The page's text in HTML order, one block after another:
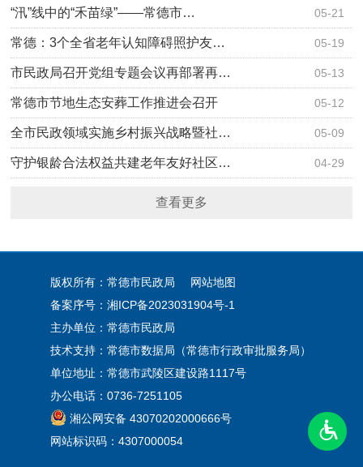
05-21
“汛”线中的“禾苗绿”——常德市…
05-19
常德：3个全省老年认知障碍照护友…
05-13
市民政局召开党组专题会议再部署再…
05-12
常德市节地生态安葬工作推进会召开
05-09
全市民政领域实施乡村振兴战略暨社…
04-29
守护银龄合法权益共建老年友好社区…
查看更多
版权所有：常德市民政局
网站地图
备案序号： 湘ICP备2023031904号-1
主办单位：常德市民政局
技术支持：常德市数据局（常德市行政审批服务局）
单位地址：常德市武陵区建设路1117号
办公电话：0736-7251105
湘公网安备 43070202000666号
网站标识码：4307000054